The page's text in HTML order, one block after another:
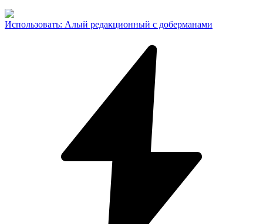
Использовать: Алый редакционный с доберманами